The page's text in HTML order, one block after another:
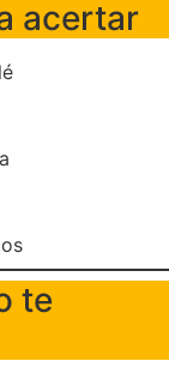
acertar
te